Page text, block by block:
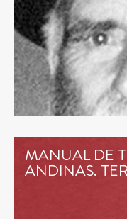
MANUAL DE
ANDINAS.